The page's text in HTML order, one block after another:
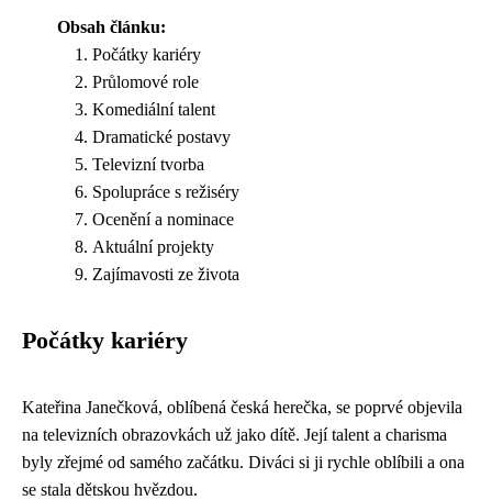
Obsah článku:
Počátky kariéry
Průlomové role
Komediální talent
Dramatické postavy
Televizní tvorba
Spolupráce s režiséry
Ocenění a nominace
Aktuální projekty
Zajímavosti ze života
Počátky kariéry
Kateřina Janečková, oblíbená česká herečka, se poprvé objevila
na televizních obrazovkách už jako dítě. Její talent a charisma
byly zřejmé od samého začátku. Diváci si ji rychle oblíbili a ona
se stala dětskou hvězdou.